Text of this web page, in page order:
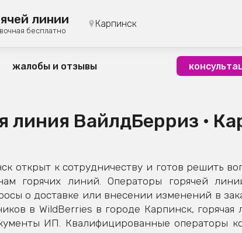
линии
бесплатно
Карпинск
жалобы и отзывы
линия ВайлдБерриз •
открыт к сотрудничеству и готов решить
горячих линий. Операторы горячей
о доставке или внесении изменений в
в WildBerries в городе Карпинск, горячая
ИП. Квалифицированные операторы